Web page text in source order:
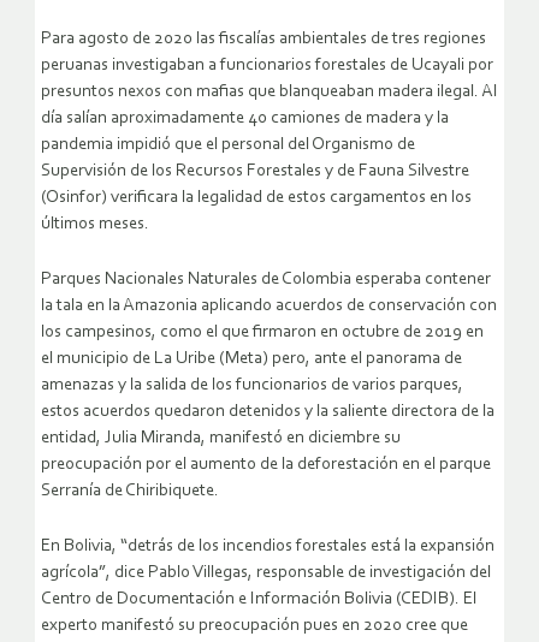
Para agosto de 2020 las fiscalías ambientales de tres regiones
peruanas investigaban a funcionarios forestales de Ucayali por
presuntos nexos con mafias que blanqueaban madera ilegal. Al
día salían aproximadamente 40 camiones de madera y la
pandemia impidió que el personal del Organismo de
Supervisión de los Recursos Forestales y de Fauna Silvestre
(Osinfor) verificara la legalidad de estos cargamentos en los
últimos meses.
Parques Nacionales Naturales de Colombia esperaba contener
la tala en la Amazonia aplicando acuerdos de conservación con
los campesinos, como el que firmaron en octubre de 2019 en
el municipio de La Uribe (Meta) pero, ante el panorama de
amenazas y la salida de los funcionarios de varios parques,
estos acuerdos quedaron detenidos y la saliente directora de la
entidad, Julia Miranda, manifestó en diciembre su
preocupación por el aumento de la deforestación en el parque
Serranía de Chiribiquete.
En Bolivia, “detrás de los incendios forestales está la expansión
agrícola”, dice Pablo Villegas, responsable de investigación del
Centro de Documentación e Información Bolivia (CEDIB). El
experto manifestó su preocupación pues en 2020 cree que